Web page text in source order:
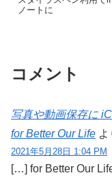
ノートに
コメント
写真や動画保存に
for Better Our Life よ
2021年5月28日 1:04 PM
[…] for Better Our